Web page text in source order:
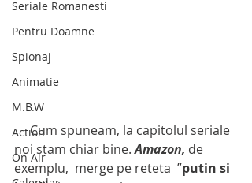
Seriale Romanesti
Pentru Doamne
Spionaj
Animatie
M.B.W
Action
On Air
     Cum spuneam, la capitolul seriale
noi stam chiar bine. Amazon, de
exemplu,  merge pe reteta  ”putin si